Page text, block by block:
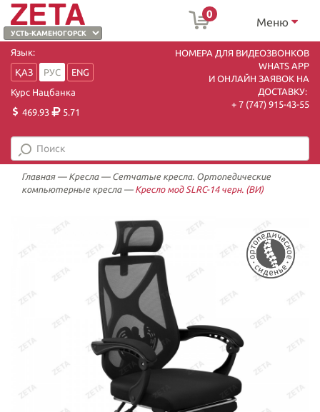
0
Меню
Язык:
ҚАЗ
РУС
ENG
Курс Нацбанка
469.93
5.71
НОМЕРА ДЛЯ ВИДЕОЗВОНКОВ
WHATS APP
И ОНЛАЙН ЗАЯВОК НА
ДОСТАВКУ:
+ 7 (747) 915-43-55
Главная— Кресла— Сетчатые кресла. Ортопедические
компьютерные кресла— Кресло мод SLRC-14 черн. (ВИ)